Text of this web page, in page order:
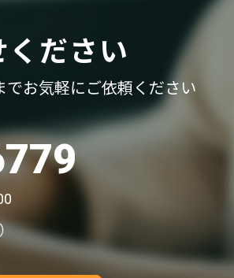
ださい
でお気軽にご依頼ください